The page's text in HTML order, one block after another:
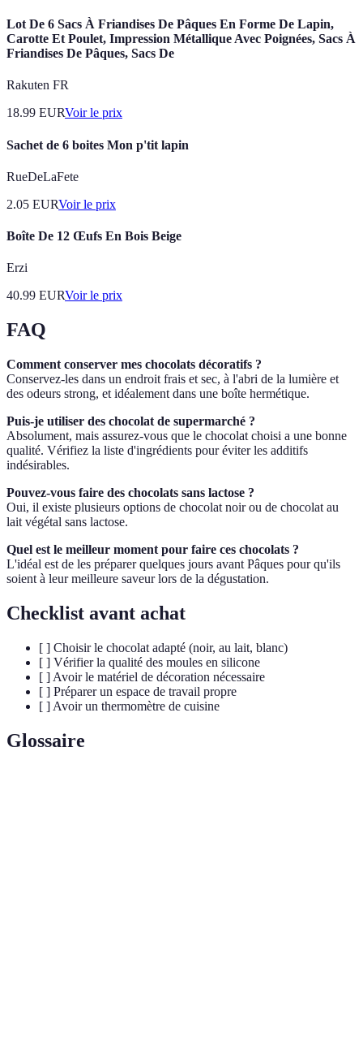
Lot De 6 Sacs À Friandises De Pâques En Forme De Lapin,
Carotte Et Poulet, Impression Métallique Avec Poignées, Sacs À
Friandises De Pâques, Sacs De
Rakuten FR
18.99 EURVoir le prix
Sachet de 6 boites Mon p'tit lapin
RueDeLaFete
2.05 EURVoir le prix
Boîte De 12 Œufs En Bois Beige
Erzi
40.99 EURVoir le prix
FAQ
Comment conserver mes chocolats décoratifs ?
Conservez-les dans un endroit frais et sec, à l'abri de la lumière et
des odeurs strong, et idéalement dans une boîte hermétique.
Puis-je utiliser des chocolat de supermarché ?
Absolument, mais assurez-vous que le chocolat choisi a une bonne
qualité. Vérifiez la liste d'ingrédients pour éviter les additifs
indésirables.
Pouvez-vous faire des chocolats sans lactose ?
Oui, il existe plusieurs options de chocolat noir ou de chocolat au
lait végétal sans lactose.
Quel est le meilleur moment pour faire ces chocolats ?
L'idéal est de les préparer quelques jours avant Pâques pour qu'ils
soient à leur meilleure saveur lors de la dégustation.
Checklist avant achat
[ ] Choisir le chocolat adapté (noir, au lait, blanc)
[ ] Vérifier la qualité des moules en silicone
[ ] Avoir le matériel de décoration nécessaire
[ ] Préparer un espace de travail propre
[ ] Avoir un thermomètre de cuisine
Glossaire